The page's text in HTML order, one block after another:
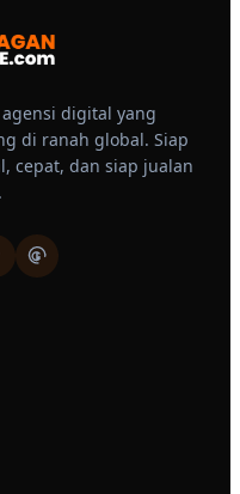
digital yang
di ranah global. Siap
cepat, dan siap jualan